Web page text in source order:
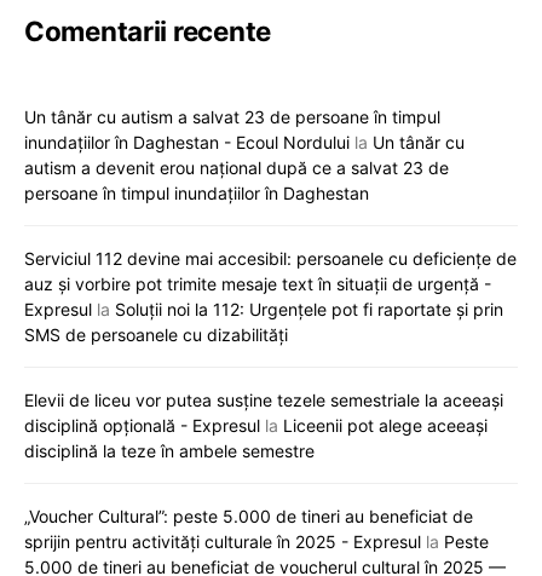
Comentarii recente
Un tânăr cu autism a salvat 23 de persoane în timpul
inundațiilor în Daghestan - Ecoul Nordului la Un tânăr cu
autism a devenit erou național după ce a salvat 23 de
persoane în timpul inundațiilor în Daghestan
Serviciul 112 devine mai accesibil: persoanele cu deficiențe de
auz și vorbire pot trimite mesaje text în situații de urgență -
Expresul la Soluții noi la 112: Urgențele pot fi raportate și prin
SMS de persoanele cu dizabilități
Elevii de liceu vor putea susține tezele semestriale la aceeași
disciplină opțională - Expresul la Liceenii pot alege aceeași
disciplină la teze în ambele semestre
„Voucher Cultural”: peste 5.000 de tineri au beneficiat de
sprijin pentru activități culturale în 2025 - Expresul la Peste
5.000 de tineri au beneficiat de voucherul cultural în 2025 —